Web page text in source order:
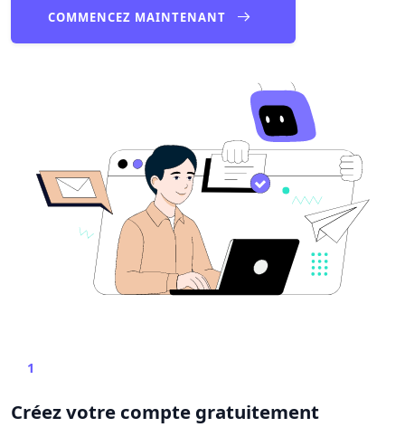
COMMENCEZ MAINTENANT
1
Créez votre compte gratuitement